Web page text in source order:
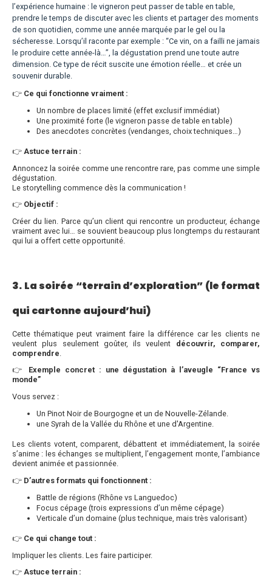
l’expérience humaine : le vigneron peut passer de table en table,
prendre le temps de discuter avec les clients et partager des moments
de son quotidien, comme une année marquée par le gel ou la
sécheresse. Lorsqu’il raconte par exemple : “Ce vin, on a failli ne jamais
le produire cette année-là…”, la dégustation prend une toute autre
dimension. Ce type de récit suscite une émotion réelle… et crée un
souvenir durable.
👉 Ce qui fonctionne vraiment :
Un nombre de places limité (effet exclusif immédiat)
Une proximité forte (le vigneron passe de table en table)
Des anecdotes concrètes (vendanges, choix techniques…)
👉 Astuce terrain :
Annoncez la soirée comme une rencontre rare, pas comme une simple
dégustation.
Le storytelling commence dès la communication !
👉 Objectif :
Créer du lien. Parce qu’un client qui rencontre un producteur, échange
vraiment avec lui… se souvient beaucoup plus longtemps du restaurant
qui lui a offert cette opportunité.
3. La soirée “terrain d’exploration” (le format
qui cartonne aujourd’hui)
Cette thématique peut vraiment faire la différence car les clients ne
veulent plus seulement goûter, ils veulent découvrir, comparer,
comprendre
👉 Exemple concret : une dégustation à l’aveugle “France vs
monde”
Vous servez :
Un Pinot Noir de Bourgogne et un de Nouvelle-Zélande.
une Syrah de la Vallée du Rhône et une d'Argentine.
Les clients votent, comparent, débattent et immédiatement, la soirée
s’anime : les échanges se multiplient, l’engagement monte, l’ambiance
devient animée et passionnée.
👉 D’autres formats qui fonctionnent :
Battle de régions (Rhône vs Languedoc)
Focus cépage (trois expressions d’un même cépage)
Verticale d’un domaine (plus technique, mais très valorisant)
👉 Ce qui change tout :
Impliquer les clients. Les faire participer.
👉 Astuce terrain :